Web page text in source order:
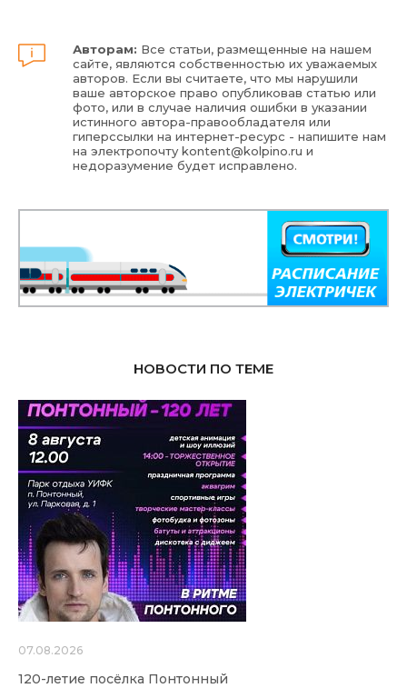
Авторам: Все статьи, размещенные на нашем
сайте, являются собственностью их уважаемых
авторов. Если вы считаете, что мы нарушили
ваше авторское право опубликовав статью или
фото, или в случае наличия ошибки в указании
истинного автора-правообладателя или
гиперссылки на интернет-ресурс - напишите нам
на электропочтуkontent@kolpino.ru и
недоразумение будет исправлено.
НОВОСТИ ПО ТЕМЕ
07.08.2026
120-летие посёлка Понтонный